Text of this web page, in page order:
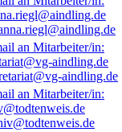
aindling.de